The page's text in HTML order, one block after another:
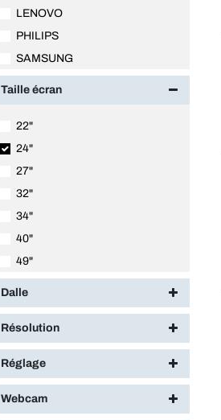
LENOVO
PHILIPS
SAMSUNG
Taille écran
22"
24"
27"
32"
34"
40"
49"
Dalle
Résolution
Réglage
Webcam